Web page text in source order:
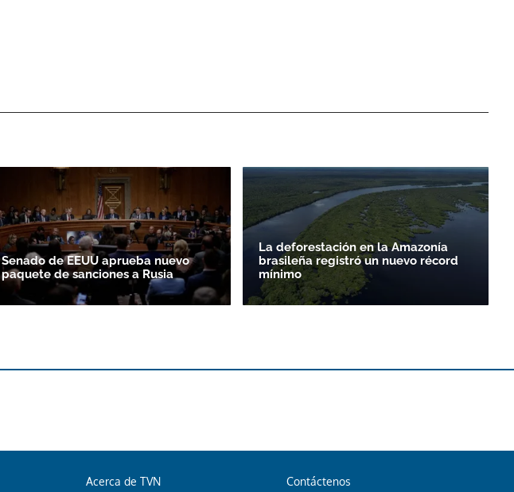
Senado de EEUU aprueba nuevo
paquete de sanciones a Rusia
La deforestación en la Amazonía
brasileña registró un nuevo récord
mínimo
Acerca de TVN Contáctenos